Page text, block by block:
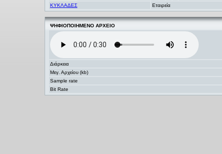
ΚΥΚΛΑΔΕΣ
Εταιρεία
ΨΗΦΙΟΠΟΙΗΜΕΝΟ ΑΡΧΕΙΟ
Διάρκεια
Μεγ. Αρχείου (kb)
Sample rate
Bit Rate